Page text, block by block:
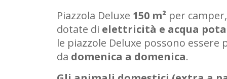
Piazzola Deluxe 150 m²per
dotate di elettricità e acqua
le piazzole Deluxe possono essere
da domenica a domenica.